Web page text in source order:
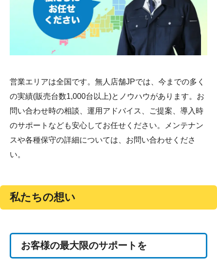
営業エリアは全国です。無人店舗JPでは、今までの多く
の実績(販売台数1,000台以上)とノウハウがあります。お
問い合わせ時の相談、運用アドバイス、ご提案、導入時
のサポートなども安心してお任せください。メンテナン
スや各種保守の詳細については、お問い合わせくださ
い。
私たちの想い
お客様の最大限のサポートを